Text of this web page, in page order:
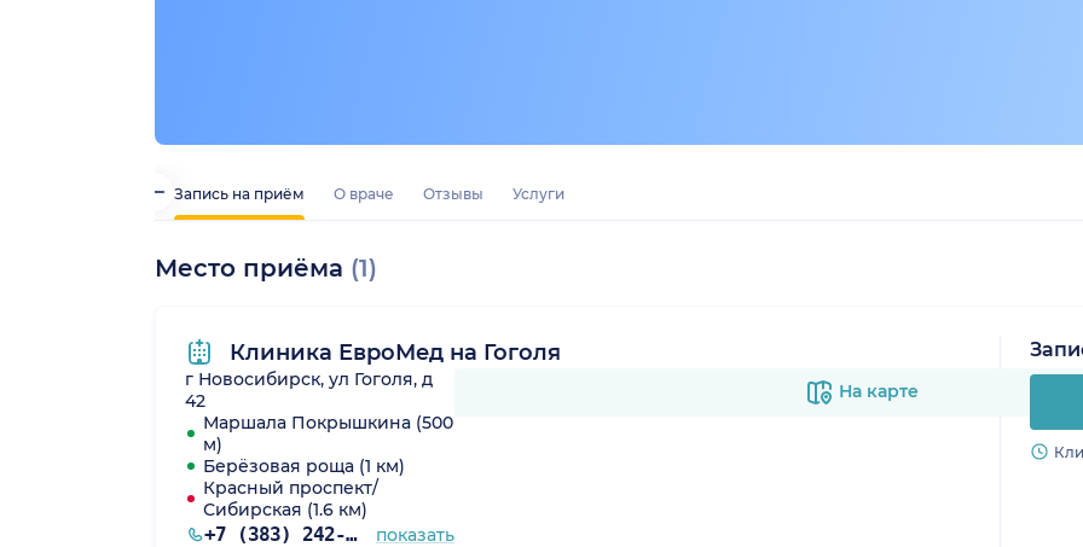
Запись на приём О враче Отзывы Услуги
Место приёма (1)
Клиника ЕвроМед на Гоголя
г Новосибирск, ул Гоголя, д
42
Маршала Покрышкина (500
м)
Берёзовая роща (1 км)
Красный проспект/
Сибирская (1.6 км)
+7 (383) 242-72-08 показать
На карте